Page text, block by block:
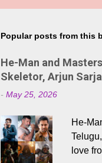
Popular posts from this
He-Man and
Skeletor, Arjun
- May 25, 2026
He-
love